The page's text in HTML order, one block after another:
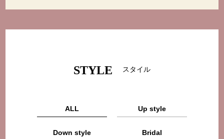
STYLE スタイル
ALL Up style
Down style Bridal